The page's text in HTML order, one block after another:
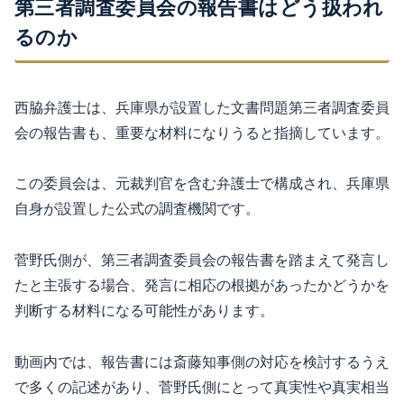
第三者調査委員会の報告書はどう扱われ
るのか
西脇弁護士は、兵庫県が設置した文書問題第三者調査委員
会の報告書も、重要な材料になりうると指摘しています。
この委員会は、元裁判官を含む弁護士で構成され、兵庫県
自身が設置した公式の調査機関です。
菅野氏側が、第三者調査委員会の報告書を踏まえて発言し
たと主張する場合、発言に相応の根拠があったかどうかを
判断する材料になる可能性があります。
動画内では、報告書には斎藤知事側の対応を検討するうえ
で多くの記述があり、菅野氏側にとって真実性や真実相当